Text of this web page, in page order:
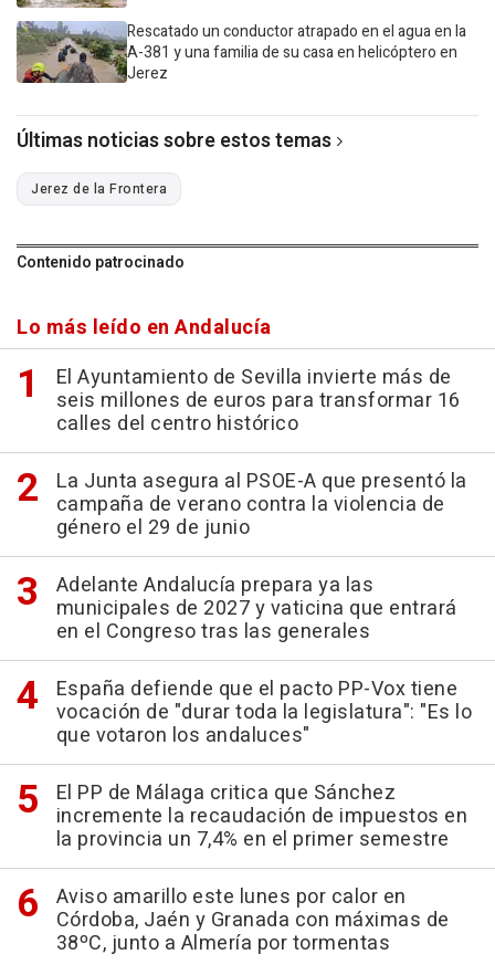
Rescatado un conductor atrapado en el agua en la
A-381 y una familia de su casa en helicóptero en
Jerez
Últimas noticias sobre estos temas
Jerez de la Frontera
Contenido patrocinado
Lo más leído en Andalucía
El Ayuntamiento de Sevilla invierte más de
seis millones de euros para transformar 16
calles del centro histórico
La Junta asegura al PSOE-A que presentó la
campaña de verano contra la violencia de
género el 29 de junio
Adelante Andalucía prepara ya las
municipales de 2027 y vaticina que entrará
en el Congreso tras las generales
España defiende que el pacto PP-Vox tiene
vocación de "durar toda la legislatura": "Es lo
que votaron los andaluces"
El PP de Málaga critica que Sánchez
incremente la recaudación de impuestos en
la provincia un 7,4% en el primer semestre
Aviso amarillo este lunes por calor en
Córdoba, Jaén y Granada con máximas de
38ºC, junto a Almería por tormentas